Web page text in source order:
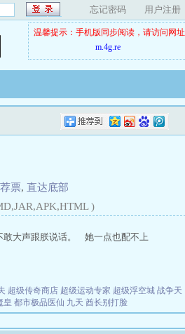
忘记密码 用户注册
温馨提示：手机版同步阅读，请访问网址
m.4g.re
票, 直达底部
)
大声跟朕说话。 她一点也配不上
超级传奇商店 超级运动专家 超级浮空城 战争天
皇 都市极品医仙 九天 酋长别打脸